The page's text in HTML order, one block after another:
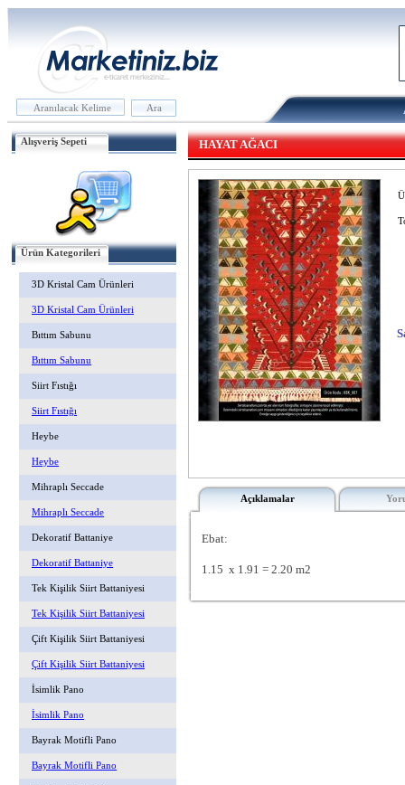
Alışveriş Sepeti
Ürün Kategorileri
3D Kristal Cam Ürünleri
3D Kristal Cam Ürünleri
Bıttım Sabunu
Bıttım Sabunu
Siirt Fıstığı
Siirt Fıstığı
Heybe
Heybe
Mihraplı Seccade
Mihraplı Seccade
Dekoratif Battaniye
Dekoratif Battaniye
Tek Kişilik Siirt Battaniyesi
Tek Kişilik Siirt Battaniyesi
Çift Kişilik Siirt Battaniyesi
Çift Kişilik Siirt Battaniyesi
İsimlik Pano
İsimlik Pano
Bayrak Motifli Pano
Bayrak Motifli Pano
HAYAT AĞACI
Açıklamalar
Ebat:
1.15 x 1.91 = 2.20 m2